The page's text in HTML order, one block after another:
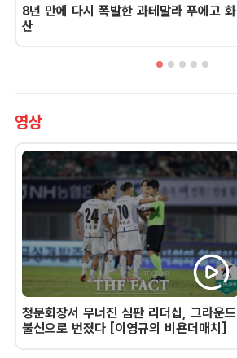
8년 만에 다시 폭발한 과테말라 푸에고 화
산
영상
청문회장서 무너진 심판 리더십, 그라운드
불신으로 번졌다 [이영규의 비욘더매치]